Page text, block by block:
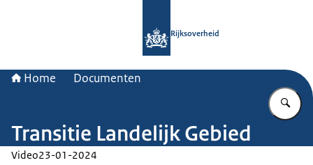
Rijksoverheid
Home Documenten
Transitie Landelijk Gebied
Video23-01-2024